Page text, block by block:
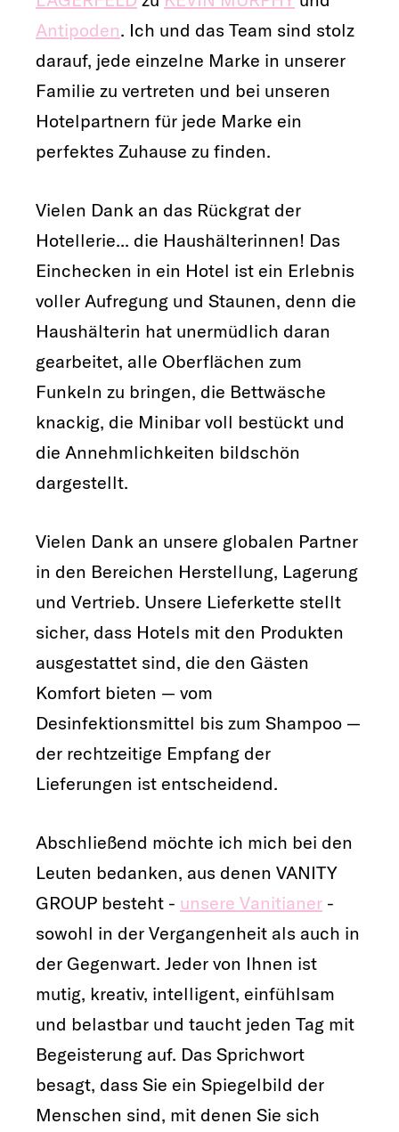
Antipoden. Ich und das Team sind stolz
darauf, jede einzelne Marke in unserer
Familie zu vertreten und bei unseren
Hotelpartnern für jede Marke ein
perfektes Zuhause zu finden.
Vielen Dank an das Rückgrat der
Hotellerie... die Haushälterinnen! Das
Einchecken in ein Hotel ist ein Erlebnis
voller Aufregung und Staunen, denn die
Haushälterin hat unermüdlich daran
gearbeitet, alle Oberflächen zum
Funkeln zu bringen, die Bettwäsche
knackig, die Minibar voll bestückt und
die Annehmlichkeiten bildschön
dargestellt.
Vielen Dank an unsere globalen Partner
in den Bereichen Herstellung, Lagerung
und Vertrieb. Unsere Lieferkette stellt
sicher, dass Hotels mit den Produkten
ausgestattet sind, die den Gästen
Komfort bieten — vom
Desinfektionsmittel bis zum Shampoo —
der rechtzeitige Empfang der
Lieferungen ist entscheidend.
Abschließend möchte ich mich bei den
Leuten bedanken, aus denen VANITY
GROUP besteht - unsere Vanitianer -
sowohl in der Vergangenheit als auch in
der Gegenwart. Jeder von Ihnen ist
mutig, kreativ, intelligent, einfühlsam
und belastbar und taucht jeden Tag mit
Begeisterung auf. Das Sprichwort
besagt, dass Sie ein Spiegelbild der
Menschen sind, mit denen Sie sich